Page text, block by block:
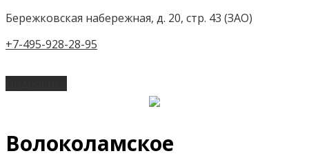
Бережковская набережная, д. 20, стр. 43 (ЗАО)
+7-495-928-28-95
Волоколамское